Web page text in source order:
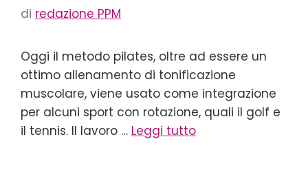
di redazione PPM
Oggi il metodo pilates, oltre ad essere un
ottimo allenamento di tonificazione
muscolare, viene usato come integrazione
per alcuni sport con rotazione, quali il golf e
il tennis. Il lavoro … Leggi tutto